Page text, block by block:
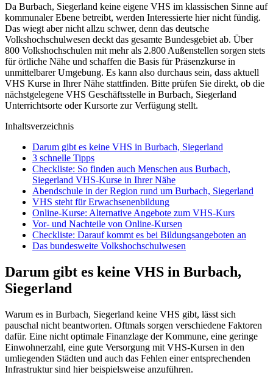
Da Burbach, Siegerland keine eigene VHS im klassischen Sinne auf
kommunaler Ebene betreibt, werden Interessierte hier nicht fündig.
Das wiegt aber nicht allzu schwer, denn das deutsche
Volkshochschulwesen deckt das gesamte Bundesgebiet ab. Über
800 Volkshochschulen mit mehr als 2.800 Außenstellen sorgen stets
für örtliche Nähe und schaffen die Basis für Präsenzkurse in
unmittelbarer Umgebung. Es kann also durchaus sein, dass aktuell
VHS Kurse in Ihrer Nähe stattfinden. Bitte prüfen Sie direkt, ob die
nächstgelegene VHS Geschäftsstelle in Burbach, Siegerland
Unterrichtsorte oder Kursorte zur Verfügung stellt.
Inhaltsverzeichnis
Darum gibt es keine VHS in Burbach, Siegerland
3 schnelle Tipps
Checkliste: So finden auch Menschen aus Burbach,
Siegerland VHS-Kurse in Ihrer Nähe
Abendschule in der Region rund um Burbach, Siegerland
VHS steht für Erwachsenenbildung
Online-Kurse: Alternative Angebote zum VHS-Kurs
Vor- und Nachteile von Online-Kursen
Checkliste: Darauf kommt es bei Bildungsangeboten an
Das bundesweite Volkshochschulwesen
Darum gibt es keine VHS in Burbach,
Siegerland
Warum es in Burbach, Siegerland keine VHS gibt, lässt sich
pauschal nicht beantworten. Oftmals sorgen verschiedene Faktoren
dafür. Eine nicht optimale Finanzlage der Kommune, eine geringe
Einwohnerzahl, eine gute Versorgung mit VHS-Kursen in den
umliegenden Städten und auch das Fehlen einer entsprechenden
Infrastruktur sind hier beispielsweise anzuführen.